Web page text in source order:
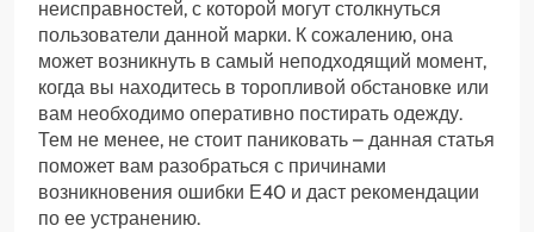
неисправностей, с которой могут столкнуться
пользователи данной марки. К сожалению, она
может возникнуть в самый неподходящий момент,
когда вы находитесь в торопливой обстановке или
вам необходимо оперативно постирать одежду.
Тем не менее, не стоит паниковать – данная статья
поможет вам разобраться с причинами
возникновения ошибки Е40 и даст рекомендации
по ее устранению.